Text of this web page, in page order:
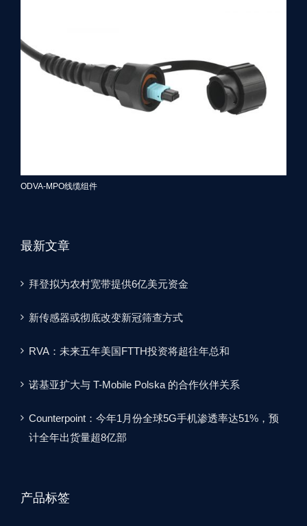
ODVA-MPO线缆组件
最新文章
拜登拟为农村宽带提供6亿美元资金
新传感器或彻底改变新冠筛查方式
RVA：未来五年美国FTTH投资将超往年总和
诺基亚扩大与 T-Mobile Polska 的合作伙伴关系
Counterpoint：今年1月份全球5G手机渗透率达51%，预
计全年出货量超8亿部
产品标签